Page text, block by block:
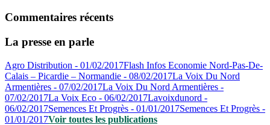
Commentaires récents
La presse en parle
Agro Distribution - 01/02/2017Flash Infos Economie Nord-Pas-De-
Calais – Picardie – Normandie - 08/02/2017La Voix Du Nord
Armentières - 07/02/2017La Voix Du Nord Armentières -
07/02/2017La Voix Eco - 06/02/2017Lavoixdunord -
06/02/2017Semences Et Progrès - 01/01/2017Semences Et Progrès -
01/01/2017Voir toutes les publications